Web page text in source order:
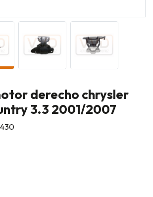
derecho chrysler
3.3 2001/2007